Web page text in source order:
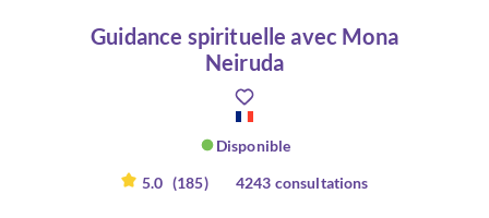
Guidance spirituelle avec Mona
Neiruda
Disponible
5.0 (185) 4243 consultations